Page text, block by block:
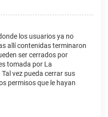
los usuarios ya no
allí contenidas terminaron
ser cerrados por
tomada por La
vez pueda cerrar sus
permisos que le hayan